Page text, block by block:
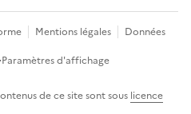
Mentions légales
Données
Paramètres d'affichage
de ce site sont sous licence